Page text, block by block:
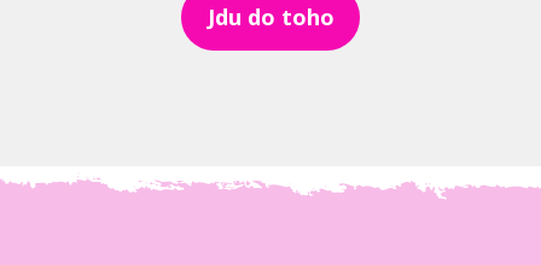
Jdu do toho